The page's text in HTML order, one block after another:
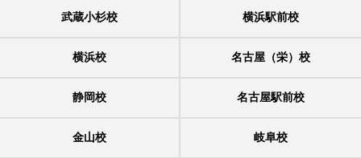
武蔵小杉校 横浜駅前校
横浜校 名古屋（栄）校
静岡校 名古屋駅前校
金山校 岐阜校